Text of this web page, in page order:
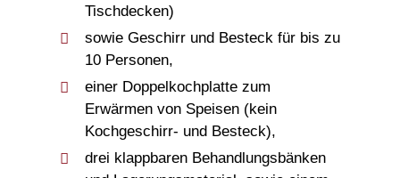
Tischdecken)
sowie Geschirr und Besteck für bis zu
10 Personen,
einer Doppelkochplatte zum
Erwärmen von Speisen (kein
Kochgeschirr- und Besteck),
drei klappbaren Behandlungsbänken